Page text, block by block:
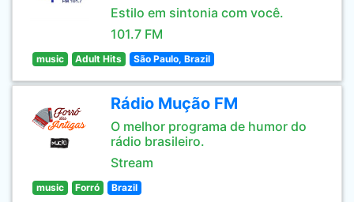
Estilo em sintonia com você.
101.7 FM
music Adult Hits São Paulo, Brazil
Rádio Mução FM
O melhor programa de humor do
rádio brasileiro.
Stream
music Forró Brazil